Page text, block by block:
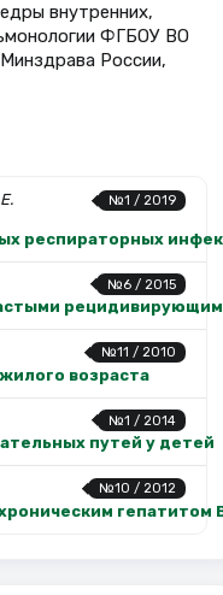
внутренних,
ФГБОУ ВО
России,
№1 / 2019
респираторных
№6 / 2015
№11 / 2010
возраста
№1 / 2014
путей у детей
№10 / 2012
гепатитом